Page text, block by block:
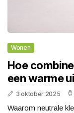
Wonen
Hoe
een warme
3 oktober 2025
Waarom neutrale